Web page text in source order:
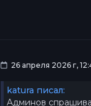
26 апреля 2026 г,
katura писал:
Админов